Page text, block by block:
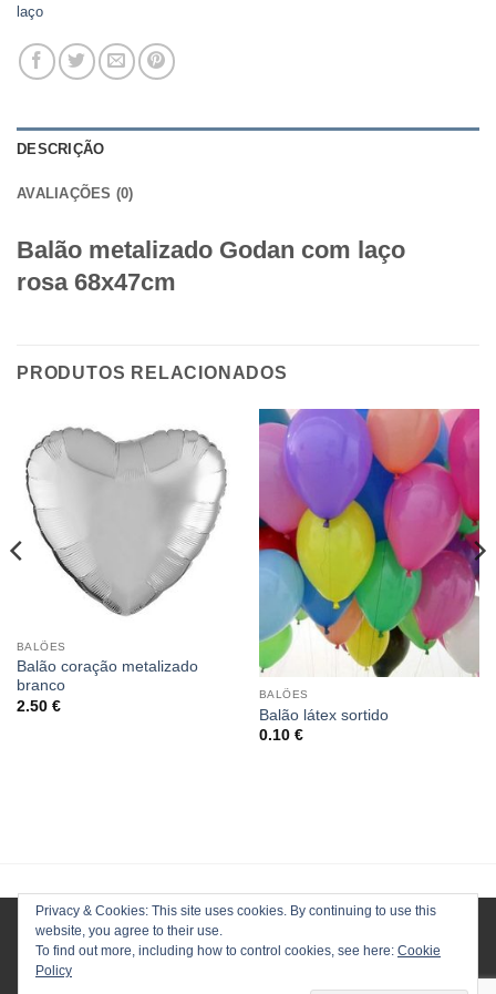
laço
DESCRIÇÃO
AVALIAÇÕES (0)
Balão metalizado Godan com laço
rosa 68x47cm
PRODUTOS RELACIONADOS
BALÕES
Balão coração metalizado
branco
2.50 €
BALÕES
Balão látex sortido
0.10 €
Privacy & Cookies: This site uses cookies. By continuing to use this
website, you agree to their use.
To find out more, including how to control cookies, see here: Cookie
Policy